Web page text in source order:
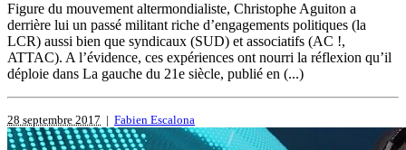
Figure du mouvement altermondialiste, Christophe Aguiton a
derrière lui un passé militant riche d’engagements politiques (la
LCR) aussi bien que syndicaux (SUD) et associatifs (AC !,
ATTAC). A l’évidence, ces expériences ont nourri la réflexion qu’il
déploie dans La gauche du 21e siècle, publié en (...)
28 septembre 2017 | Fabien Escalona